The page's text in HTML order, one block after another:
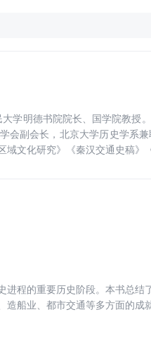
学明德书院院长、国学院教授
会副会长，北京大学历史学系
文化研究》《秦汉交通史稿》
进程的重要历史阶段。本书总结
造船业、都市交通等多方面的成